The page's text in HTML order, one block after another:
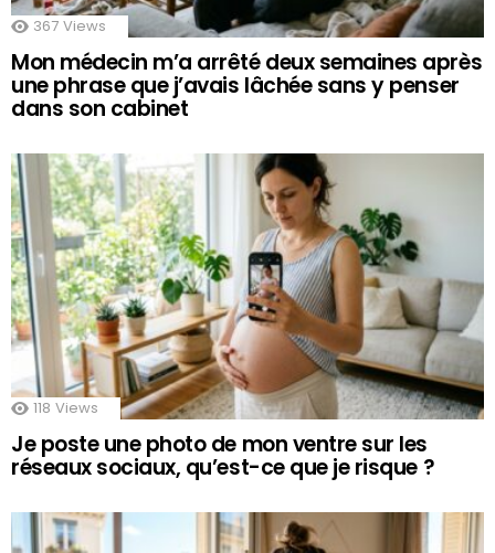
367 Views
Mon médecin m’a arrêté deux semaines après
une phrase que j’avais lâchée sans y penser
dans son cabinet
118 Views
Je poste une photo de mon ventre sur les
réseaux sociaux, qu’est-ce que je risque ?